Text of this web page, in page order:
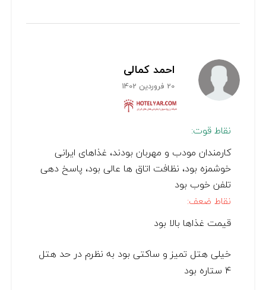
احمد کمالی
20 فروردین 1402
نقاط قوت:
کارمندان مودب و مهربان بودند، غذاهای ایرانی
خوشمزه بود، نظافت اتاق ها عالی بود، پاسخ دهی
تلفن خوب بود
نقاط ضعف:
قیمت غذاها بالا بود
خیلی هتل تمیز و ساکتی بود به نظرم در حد هتل
4 ستاره بود